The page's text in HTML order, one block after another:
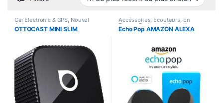
Car Electronic & GPS, Nouvel
Arrivage
OTTOCAST MINI SLIM
Accéssoires, Écouteurs, En
Promo, Gadgets,Informatique
Smart Home,Son
Echo Pop AMAZON ALEXA